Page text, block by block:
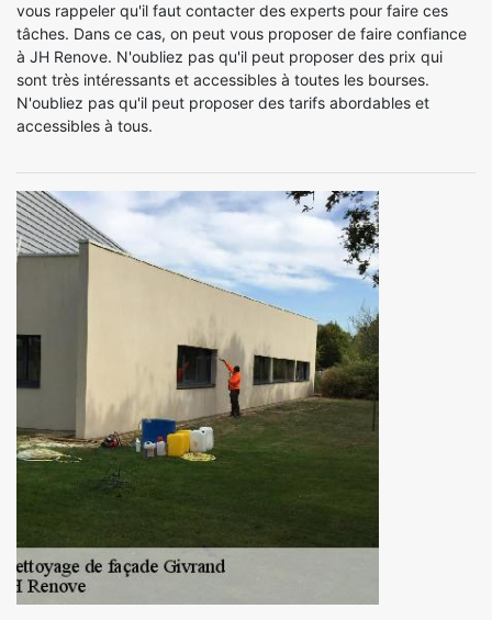
vous rappeler qu'il faut contacter des experts pour faire ces
tâches. Dans ce cas, on peut vous proposer de faire confiance
à JH Renove. N'oubliez pas qu'il peut proposer des prix qui
sont très intéressants et accessibles à toutes les bourses.
N'oubliez pas qu'il peut proposer des tarifs abordables et
accessibles à tous.